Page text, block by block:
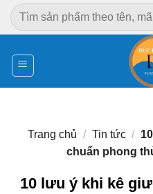
Chuyển
đến
dung
Tìm
kiếm:
Trang chủ / Tin tức /
chuẩn phong
10 lưu ý khi kê